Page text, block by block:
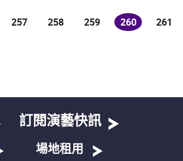
257 258 259 260
(current)261
訂閱演藝快訊
場地租用